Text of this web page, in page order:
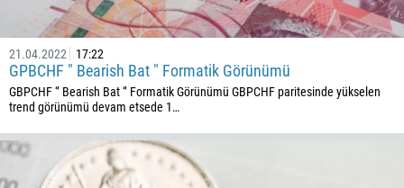
21.04.2022 17:22
GPBCHF " Bearish Bat " Formatik Görünümü
GBPCHF ‘’ Bearish Bat ‘’ Formatik Görünümü GBPCHF paritesinde yükselen
trend görünümü devam etsede 1…
855
237
1
238
236
235